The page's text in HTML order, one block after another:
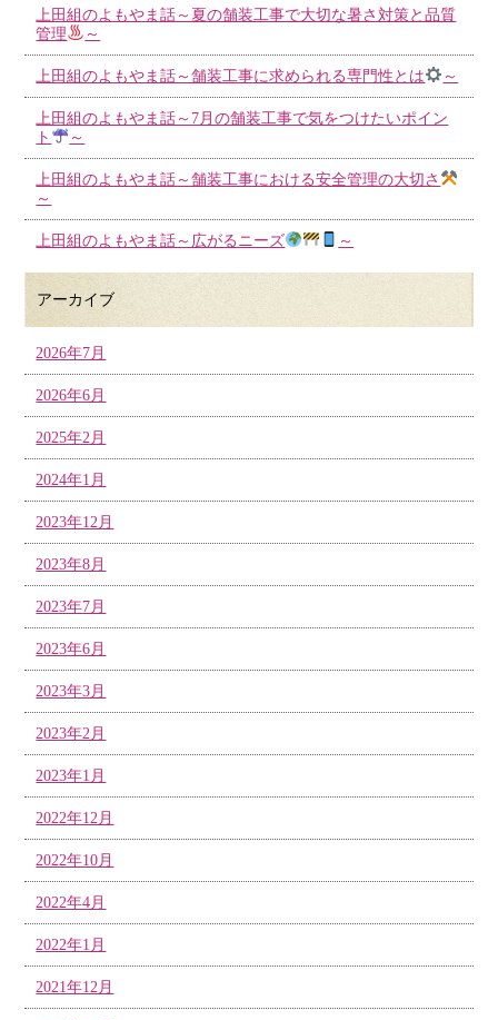
上田組のよもやま話～夏の舗装工事で大切な暑さ対策と品質
管理
～
上田組のよもやま話～舗装工事に求められる専門性とは ～
上田組のよもやま話～7月の舗装工事で気をつけたいポイン
ト
～
上田組のよもやま話～舗装工事における安全管理の大切さ
～
上田組のよもやま話～広がるニーズ ～
アーカイブ
2026年7月
2026年6月
2025年2月
2024年1月
2023年12月
2023年8月
2023年7月
2023年6月
2023年3月
2023年2月
2023年1月
2022年12月
2022年10月
2022年4月
2022年1月
2021年12月